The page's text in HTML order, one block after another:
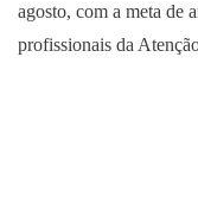
agosto, com a meta de
profissionais da